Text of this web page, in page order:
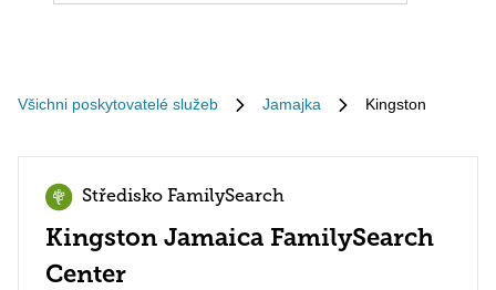
Všichni poskytovatelé služeb Jamajka Kingston
Středisko FamilySearch
Kingston Jamaica FamilySearch
Center